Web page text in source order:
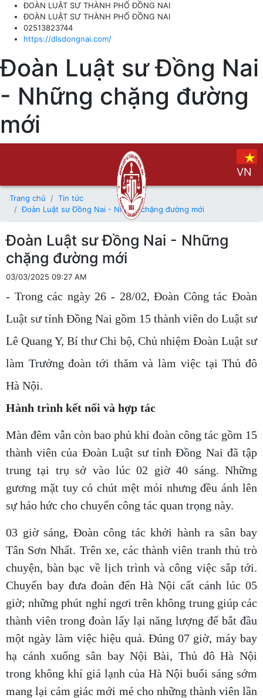
ĐOÀN LUẬT SƯ THÀNH PHỐ ĐỒNG NAI
ĐOÀN LUẬT SƯ THÀNH PHỐ ĐỒNG NAI
02513823744
https://dlsdongnai.com/
Đoàn Luật sư Đồng Nai
- Những chặng đường
mới
VN
Trang chủ
Tin tức
Đoàn Luật sư Đồng Nai - Những chặng đường mới
Đoàn Luật sư Đồng Nai - Những
chặng đường mới
03/03/2025 09:27 AM
- Trong các ngày 26 - 28/02, Đoàn Công tác Đoàn
Luật sư tỉnh Đồng Nai gồm 15 thành viên do Luật sư
Lê Quang Y, Bí thư Chi bộ, Chủ nhiệm Đoàn Luật sư
làm Trưởng đoàn tới thăm và làm việc tại Thủ đô
Hà Nội.
Hành trình kết nối và hợp tác
Màn đêm vẫn còn bao phủ khi đoàn công tác gồm 15
thành viên của Đoàn Luật sư tỉnh Đồng Nai đã tập
trung tại trụ sở vào lúc 02 giờ 40 sáng. Những
gương mặt tuy có chút mệt mỏi nhưng đều ánh lên
sự háo hức cho chuyến công tác quan trọng này.
03 giờ sáng, Đoàn công tác khởi hành ra sân bay
Tân Sơn Nhất. Trên xe, các thành viên tranh thủ trò
chuyện, bàn bạc về lịch trình và công việc sắp tới.
Chuyến bay đưa đoàn đến Hà Nội cất cánh lúc 05
giờ; những phút nghỉ ngơi trên không trung giúp các
thành viên trong đoàn lấy lại năng lượng để bắt đầu
một ngày làm việc hiệu quả. Đúng 07 giờ, máy bay
hạ cánh xuống sân bay Nội Bài, Thủ đô Hà Nội
trong không khí giá lạnh của Hà Nội buổi sáng sớm
mang lại cảm giác mới mẻ cho những thành viên lần